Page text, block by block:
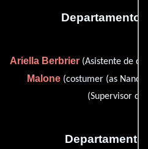
Departamento
Ariella Berbrier (Asistente de
Malone(costumer (as Nancy
(Supervisor de
Departamento